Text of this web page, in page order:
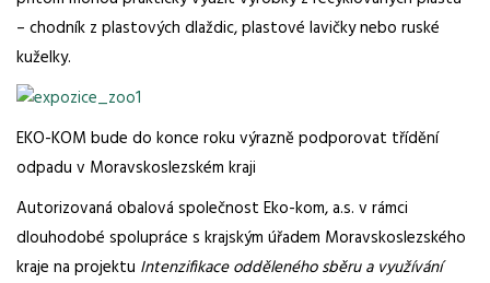
– chodník z plastových dlaždic, plastové lavičky nebo ruské
kuželky.
EKO-KOM bude do konce roku výrazně podporovat třídění
odpadu v Moravskoslezském kraji
Autorizovaná obalová společnost Eko-kom, a.s. v rámci
dlouhodobé spolupráce s krajským úřadem Moravskoslezského
kraje na projektu Intenzifikace odděleného sběru a využívání